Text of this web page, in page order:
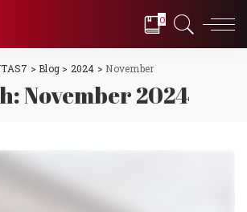
0
>Blog > 2024 > November
November 2024